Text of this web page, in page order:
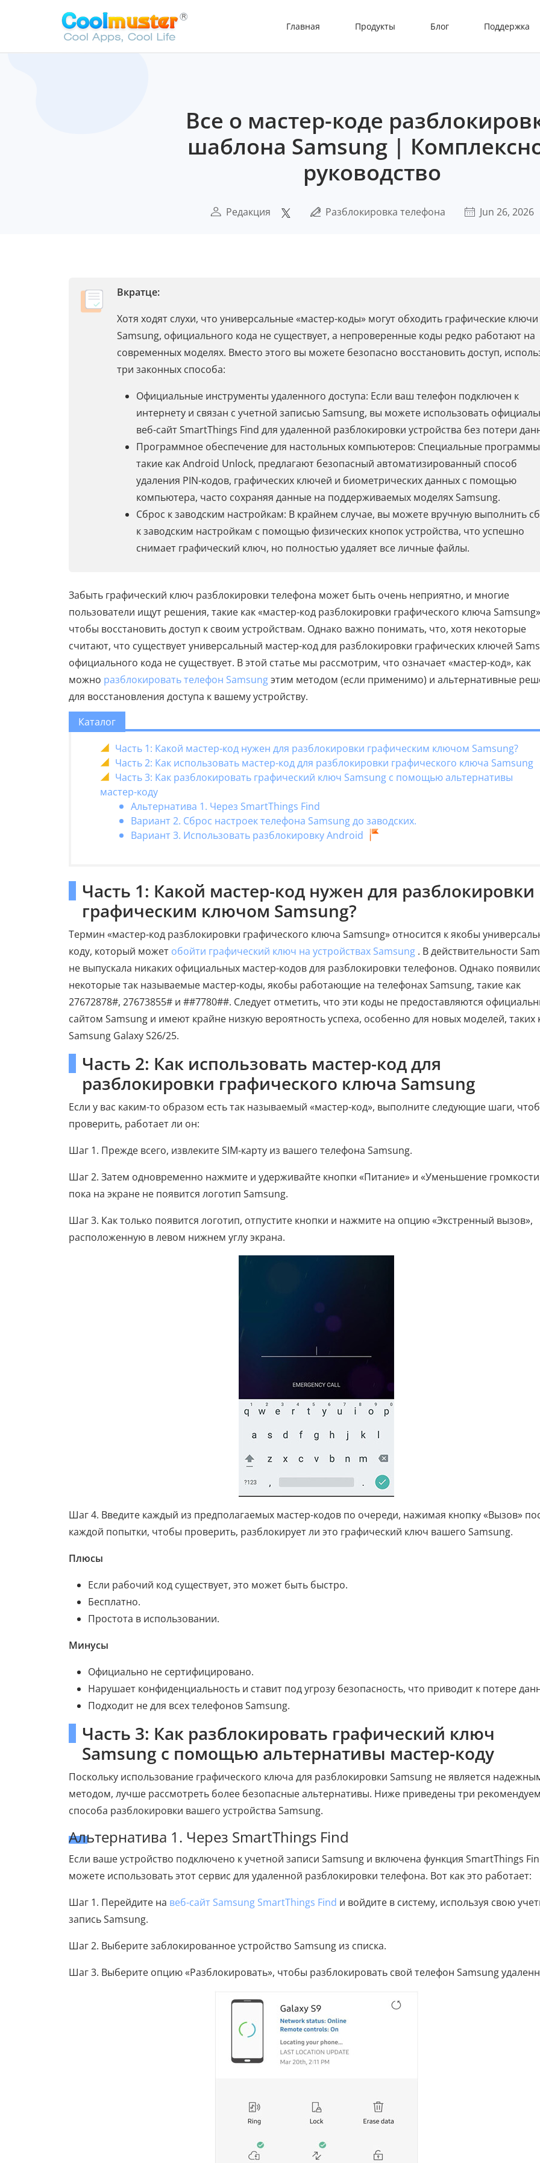
Главная Продукты Блог Поддержка
Все о мастер-коде
шаблона Samsung |
руководство
Редакция Разблокировка телефона Jun 26, 2026
Вкратце:
Хотя ходят слухи, что универсальные «мастер-коды» могут обходить графические ключи
Samsung, официального кода не существует, а непроверенные коды редко работают на
современных моделях. Вместо этого вы можете безопасно восстановить доступ,
три законных способа:
Официальные инструменты удаленного доступа: Если ваш телефон подключен к
интернету и связан с учетной записью Samsung, вы можете использовать
веб-сайт SmartThings Find для удаленной разблокировки устройства без потери
Программное обеспечение для настольных компьютеров: Специальные
такие как Android Unlock, предлагают безопасный автоматизированный способ
удаления PIN-кодов, графических ключей и биометрических данных с помощью
компьютера, часто сохраняя данные на поддерживаемых моделях Samsung.
Сброс к заводским настройкам: В крайнем случае, вы можете вручную выполнить
к заводским настройкам с помощью физических кнопок устройства, что успешно
снимает графический ключ, но полностью удаляет все личные файлы.
Забыть графический ключ разблокировки телефона может быть очень неприятно, и многие
пользователи ищут решения, такие как «мастер-код разблокировки графического ключа
чтобы восстановить доступ к своим устройствам. Однако важно понимать, что, хотя некоторые
считают, что существует универсальный мастер-код для разблокировки графических ключей
официального кода не существует. В этой статье мы рассмотрим, что означает «мастер-код», как
можно разблокировать телефон Samsungэтим методом (если применимо) и альтернативные
для восстановления доступа к вашему устройству.
Каталог
Часть 1: Какой мастер-код нужен для разблокировки графическим ключом Samsung?
Часть 2: Как использовать мастер-код для разблокировки графического ключа Samsung
Часть 3: Как разблокировать графический ключ Samsung с помощью альтернативы
мастер-коду
Альтернатива 1. Через SmartThings Find
Вариант 2. Сброс настроек телефона Samsung до заводских.
Вариант 3. Использовать разблокировку Android
Часть 1: Какой мастер-код нужен для разблокировки
графическим ключом Samsung?
Термин «мастер-код разблокировки графического ключа Samsung» относится к якобы
коду, который может обойти графический ключ на устройствах Samsung . В действительности
не выпускала никаких официальных мастер-кодов для разблокировки телефонов. Однако
некоторые так называемые мастер-коды, якобы работающие на телефонах Samsung, такие как
27672878#, 27673855# и ##7780##. Следует отметить, что эти коды не предоставляются
сайтом Samsung и имеют крайне низкую вероятность успеха, особенно для новых моделей, таких
Samsung Galaxy S26/25.
Часть 2: Как использовать мастер-код для
разблокировки графического ключа Samsung
Если у вас каким-то образом есть так называемый «мастер-код», выполните следующие шаги,
проверить, работает ли он:
Шаг 1. Прежде всего, извлеките SIM-карту из вашего телефона Samsung.
Шаг 2. Затем одновременно нажмите и удерживайте кнопки «Питание» и «Уменьшение
пока на экране не появится логотип Samsung.
Шаг 3. Как только появится логотип, отпустите кнопки и нажмите на опцию «Экстренный вызов»,
расположенную в левом нижнем углу экрана.
Шаг 4. Введите каждый из предполагаемых мастер-кодов по очереди, нажимая кнопку «Вызов»
каждой попытки, чтобы проверить, разблокирует ли это графический ключ вашего Samsung.
Плюсы
Если рабочий код существует, это может быть быстро.
Бесплатно.
Простота в использовании.
Минусы
Официально не сертифицировано.
Нарушает конфиденциальность и ставит под угрозу безопасность, что приводит к потере
Подходит не для всех телефонов Samsung.
Часть 3: Как разблокировать графический ключ
Samsung с помощью альтернативы мастер-коду
Поскольку использование графического ключа для разблокировки Samsung не является
методом, лучше рассмотреть более безопасные альтернативы. Ниже приведены три
способа разблокировки вашего устройства Samsung.
Альтернатива 1. Через SmartThings Find
Если ваше устройство подключено к учетной записи Samsung и включена функция SmartThings
можете использовать этот сервис для удаленной разблокировки телефона. Вот как это работает:
Шаг 1. Перейдите на веб-сайт Samsung SmartThings Find и войдите в систему, используя свою
запись Samsung.
Шаг 2. Выберите заблокированное устройство Samsung из списка.
Шаг 3. Выберите опцию «Разблокировать», чтобы разблокировать свой телефон Samsung